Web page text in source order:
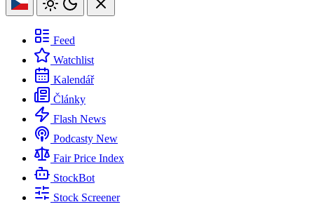
Feed
Watchlist
Kalendář
Články
Flash News
Podcasty New
Fair Price Index
StockBot
Stock Screener